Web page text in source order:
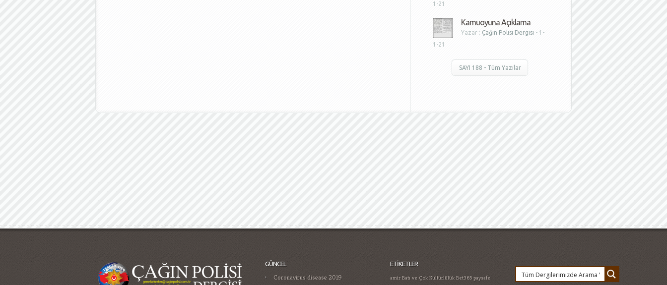
1-21
Kamuoyuna Açıklama
Yazar : Çağın Polisi Dergisi - 1-
1-21
SAYI 188 - Tüm Yazılar
Çağın Polisi
Gamificatie in gokken trends die je
Bizim Sınıf
Hoca ile Ceza Muhakemesi Hukuku - 18